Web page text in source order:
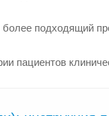
подходящий
пациентов